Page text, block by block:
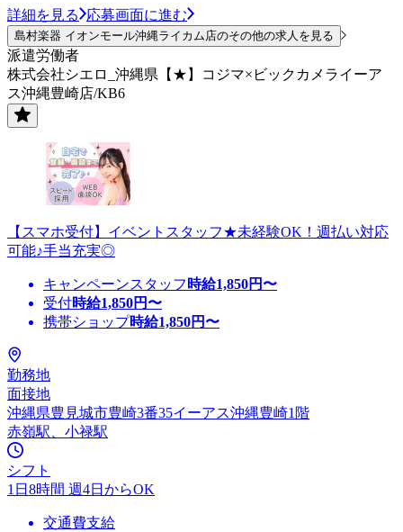
詳細を見る 応募画面に進む
島村楽器 イオンモール沖縄ライカム店のその他の求人を見る
派遣労働者
株式会社シエロ_沖縄県【★】コジマ×ビックカメライーア
ス沖縄豊崎店/KB6
【スマホ受付】イベントスタッフ★未経験OK！週払い対応
可能♪手当充実◎
キャンペーンスタッフ 時給1,850円〜
受付時給1,850円〜
携帯ショップ時給1,850円〜
勤務地
面接地
沖縄県豊見城市豊崎3番35イーアス沖縄豊崎1階
赤嶺駅、小禄駅
シフト
1日8時間 週4日からOK
交通費支給